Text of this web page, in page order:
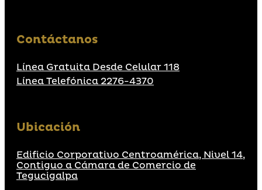
Contáctanos
Línea Gratuita Desde Celular 118
Línea Telefónica 2276-4370
Ubicación
Edificio Corporativo Centroamérica, Nivel 14,
Contiguo a Cámara de Comercio de
Tegucigalpa